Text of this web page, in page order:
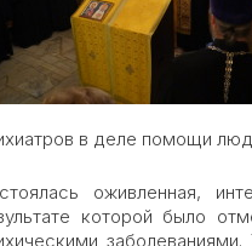
в деле помощи
оживленная,
которой было